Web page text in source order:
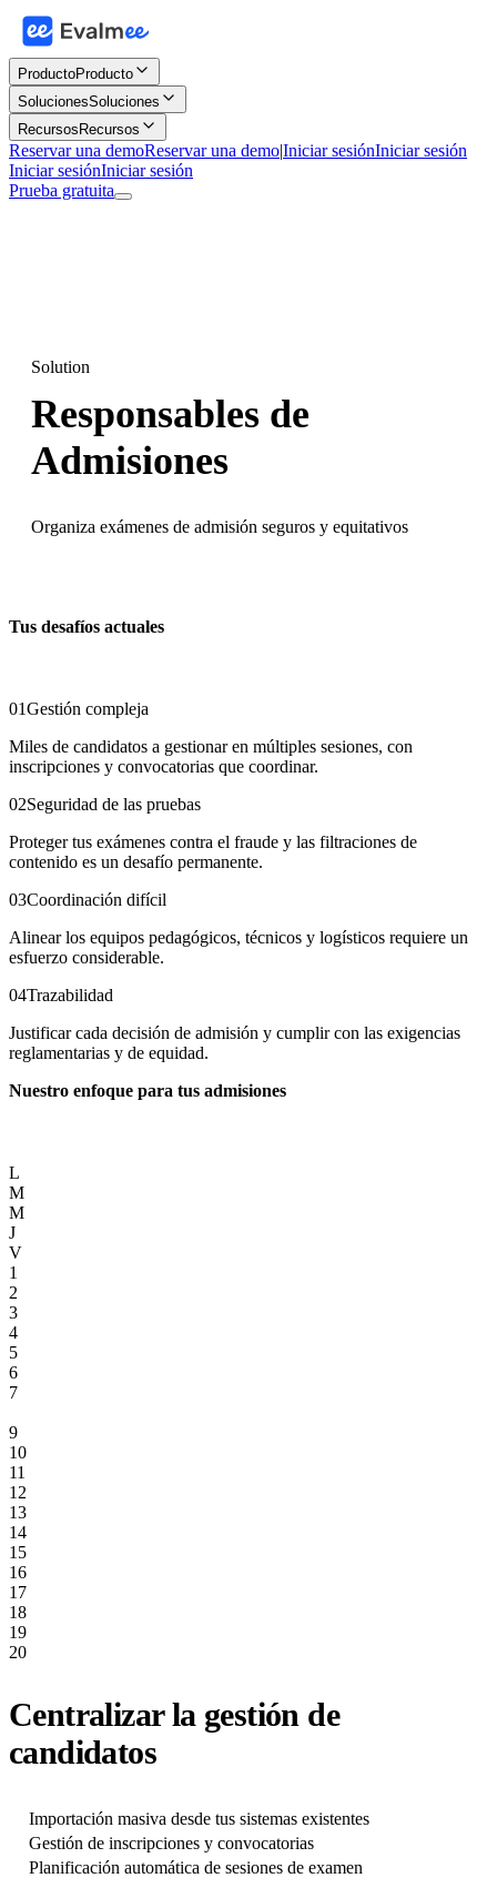
ProductoProducto
SolucionesSoluciones
Recursos Recursos
Reservar una demoReservar una demo|Iniciar sesiónIniciar sesión
Iniciar sesiónIniciar sesión
Prueba gratuita
Solution
Responsables de
Admisiones
Organiza exámenes de admisión seguros y equitativos
Tus desafíos actuales
01Gestión compleja
Miles de candidatos a gestionar en múltiples sesiones, con
inscripciones y convocatorias que coordinar.
02Seguridad de las pruebas
Proteger tus exámenes contra el fraude y las filtraciones de
contenido es un desafío permanente.
03Coordinación difícil
Alinear los equipos pedagógicos, técnicos y logísticos requiere un
esfuerzo considerable.
04Trazabilidad
Justificar cada decisión de admisión y cumplir con las exigencias
reglamentarias y de equidad.
Nuestro enfoque para tus admisiones
L
M
M
J
V
1
2
3
4
5
6
7
9
10
11
12
13
14
15
16
17
18
19
20
Centralizar la gestión de
candidatos
Importación masiva desde tus sistemas existentes
Gestión de inscripciones y convocatorias
Planificación automática de sesiones de examen